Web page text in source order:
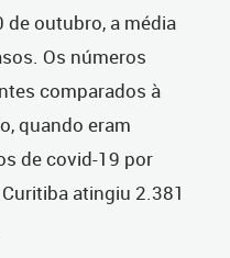
de outubro, a média
Os números
comparados à
quando eram
de covid-19 por
atingiu 2.381